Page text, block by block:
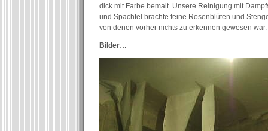
dick mit Farbe bemalt. Unsere Reinigung mit
und Spachtel brachte feine Rosenblüten und
von denen vorher nichts zu erkennen gewesen war.
Bilder…